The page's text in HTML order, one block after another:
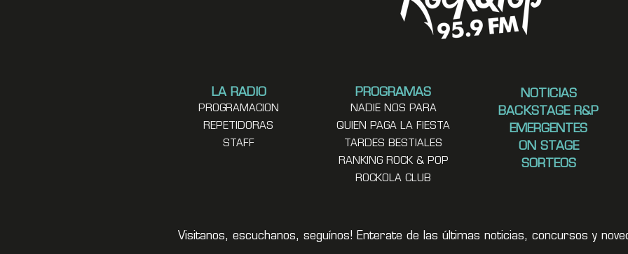
LA RADIO
PROGRAMACION
REPETIDORAS
STAFF
PROGRAMAS
NADIE NOS PARA
QUIEN PAGA LA FIESTA
TARDES BESTIALES
RANKING ROCK & POP
ROCKOLA CLUB
NOTICIAS
BACKSTAGE R&P
EMERGENTES
ON STAGE
SORTEOS
Visitanos, escuchanos, seguínos! Enterate de las últimas noticias, concursos y